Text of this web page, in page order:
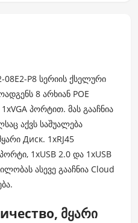
08E2-P8 სერიის ქსელური
8 არხიან POE
პორტით. მას გააჩნია
აქვს საშუალება
Диск. 1xRJ45
1xUSB 2.0 და 1xUSB
ასევე გააჩნია Cloud
მყარი